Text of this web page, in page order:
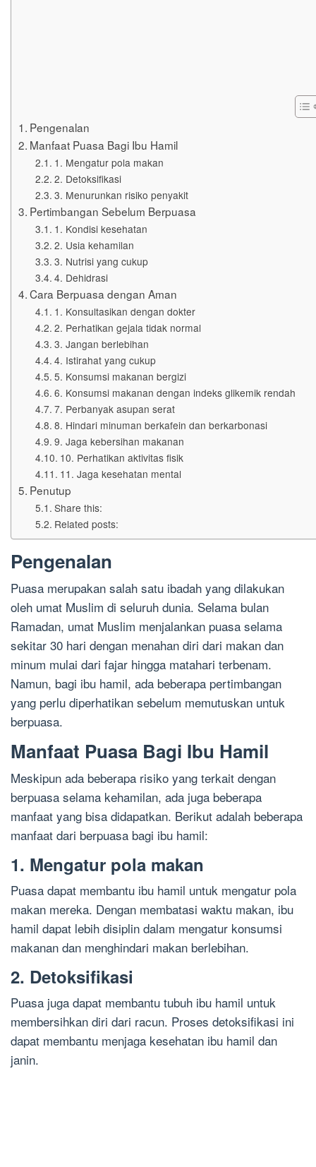
Pengenalan
Manfaat Puasa Bagi Ibu Hamil
1. Mengatur pola makan
2. Detoksifikasi
3. Menurunkan risiko penyakit
Pertimbangan Sebelum Berpuasa
1. Kondisi kesehatan
2. Usia kehamilan
3. Nutrisi yang cukup
4. Dehidrasi
Cara Berpuasa dengan Aman
1. Konsultasikan dengan dokter
2. Perhatikan gejala tidak normal
3. Jangan berlebihan
4. Istirahat yang cukup
5. Konsumsi makanan bergizi
6. Konsumsi makanan dengan indeks glikemik rendah
7. Perbanyak asupan serat
8. Hindari minuman berkafein dan berkarbonasi
9. Jaga kebersihan makanan
10. Perhatikan aktivitas fisik
11. Jaga kesehatan mental
Penutup
Share this:
Related posts:
Pengenalan
Puasa merupakan salah satu ibadah yang dilakukan
oleh umat Muslim di seluruh dunia. Selama bulan
Ramadan, umat Muslim menjalankan puasa selama
sekitar 30 hari dengan menahan diri dari makan dan
minum mulai dari fajar hingga matahari terbenam.
Namun, bagi ibu hamil, ada beberapa pertimbangan
yang perlu diperhatikan sebelum memutuskan untuk
berpuasa.
Manfaat Puasa Bagi Ibu Hamil
Meskipun ada beberapa risiko yang terkait dengan
berpuasa selama kehamilan, ada juga beberapa
manfaat yang bisa didapatkan. Berikut adalah beberapa
manfaat dari berpuasa bagi ibu hamil:
1. Mengatur pola makan
Puasa dapat membantu ibu hamil untuk mengatur pola
makan mereka. Dengan membatasi waktu makan, ibu
hamil dapat lebih disiplin dalam mengatur konsumsi
makanan dan menghindari makan berlebihan.
2. Detoksifikasi
Puasa juga dapat membantu tubuh ibu hamil untuk
membersihkan diri dari racun. Proses detoksifikasi ini
dapat membantu menjaga kesehatan ibu hamil dan
janin.